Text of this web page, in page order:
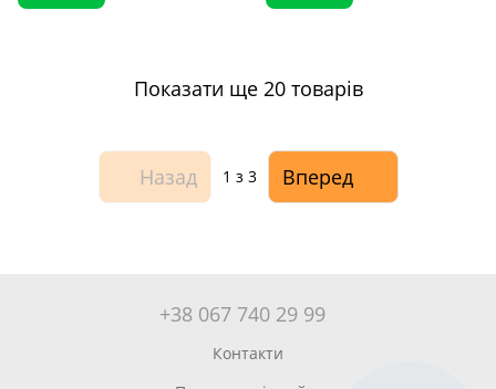
Показати ще 20 товарів
Назад 1 з 3 Вперед
+38 067 740 29 99
Контакти